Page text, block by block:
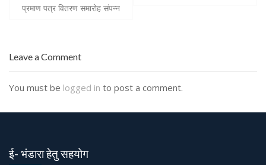
n
a
v
i
a
प्रमाण पत्र वितरण समारोह संपन्न
Leave a Comment
You must be logged in to post a comment.
ई- भंडारा हेतु सहयोग